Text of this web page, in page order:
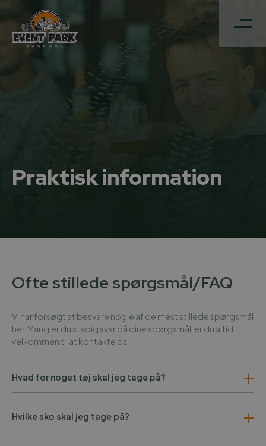
Praktisk information
Ofte stillede spørgsmål/FAQ
Vi har forsøgt at besvare nogle af de mest stillede spørgsmål
her. Mangler du stadig svar på dine spørgsmål, er du altid
velkommen til at kontakte os.
Hvad for noget tøj skal jeg tage på?
Hvilke sko skal jeg tage på?